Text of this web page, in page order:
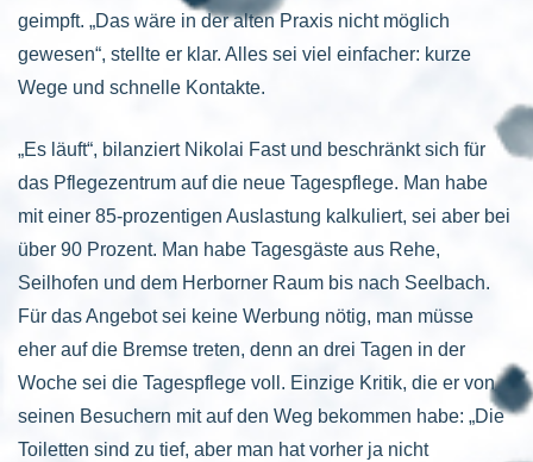
geimpft. „Das wäre in der alten Praxis nicht möglich
gewesen“, stellte er klar. Alles sei viel einfacher: kurze
Wege und schnelle Kontakte.
„Es läuft“, bilanziert Nikolai Fast und beschränkt sich für
das Pflegezentrum auf die neue Tagespflege. Man habe
mit einer 85-prozentigen Auslastung kalkuliert, sei aber bei
über 90 Prozent. Man habe Tagesgäste aus Rehe,
Seilhofen und dem Herborner Raum bis nach Seelbach.
Für das Angebot sei keine Werbung nötig, man müsse
eher auf die Bremse treten, denn an drei Tagen in der
Woche sei die Tagespflege voll. Einzige Kritik, die er von
seinen Besuchern mit auf den Weg bekommen habe: „Die
Toiletten sind zu tief, aber man hat vorher ja nicht